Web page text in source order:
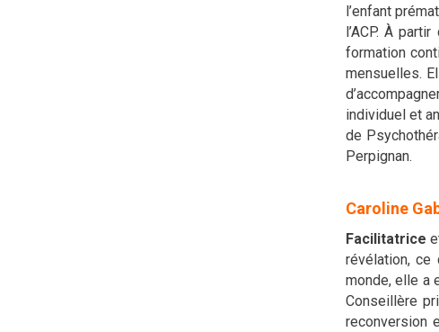
l’enfant
l’ACP. À
formation
mensuelles.
individuel et
de
Perpignan.
Caroline
Facilitatrice
révélation, ce
monde, elle a
Conseillère
reconversion